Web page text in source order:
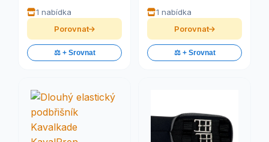
1 nabídka
Porovnat
⚖️ + Srovnat
1 nabídka
Porovnat
⚖️ + Srovnat